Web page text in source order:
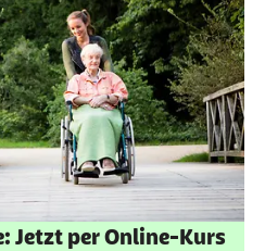
Jetzt per Online-Kurs